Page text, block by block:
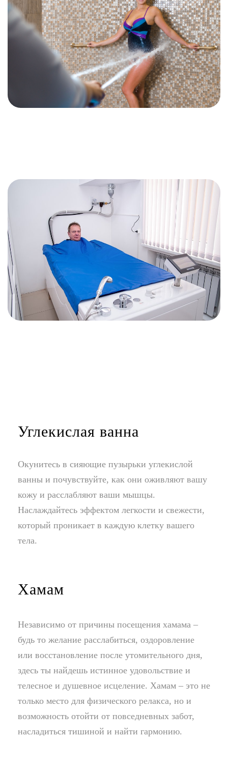
Углекислая ванна
Окунитесь в сияющие пузырьки углекислой
ванны и почувствуйте, как они оживляют вашу
кожу и расслабляют ваши мышцы.
Наслаждайтесь эффектом легкости и свежести,
который проникает в каждую клетку вашего
тела.
Хамам
Независимо от причины посещения хамама –
будь то желание расслабиться, оздоровление
или восстановление после утомительного дня,
здесь ты найдешь истинное удовольствие и
телесное и душевное исцеление. Хамам – это не
только место для физического релакса, но и
возможность отойти от повседневных забот,
насладиться тишиной и найти гармонию.